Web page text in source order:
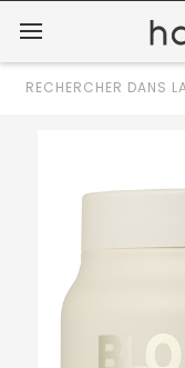
Rechercher